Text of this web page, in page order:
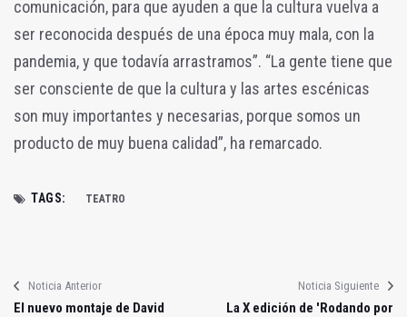
comunicación, para que ayuden a que la cultura vuelva a
ser reconocida después de una época muy mala, con la
pandemia, y que todavía arrastramos”. “La gente tiene que
ser consciente de que la cultura y las artes escénicas
son muy importantes y necesarias, porque somos un
producto de muy buena calidad”, ha remarcado.
TAGS: TEATRO
Noticia Anterior
El nuevo montaje de David
Noticia Siguiente
La X edición de 'Rodando por